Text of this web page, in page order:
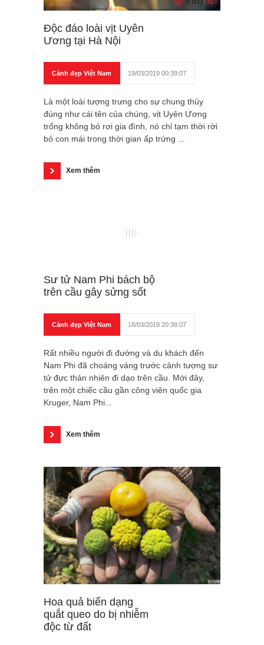
Độc đáo loài vịt Uyên
Ương tại Hà Nội
Cảnh đẹp Việt Nam 19/03/2019 00:39:07
Là một loài tượng trưng cho sự chung thủy
đúng như cái tên của chúng, vịt Uyên Ương
trống không bỏ rơi gia đình, nó chỉ tạm thời rời
bỏ con mái trong thời gian ấp trứng ...
Xem thêm
Sư tử Nam Phi bách bộ
trên cầu gây sửng sốt
Cảnh đẹp Việt Nam 18/03/2019 20:38:07
Rất nhiều người đi đường và du khách đến
Nam Phi đã choáng váng trước cảnh tượng sư
tử đực thản nhiên đi dạo trên cầu. Mới đây,
trên một chiếc cầu gần công viên quốc gia
Kruger, Nam Phi...
Xem thêm
Hoa quả biến dạng
quắt queo do bị nhiễm
độc từ đất